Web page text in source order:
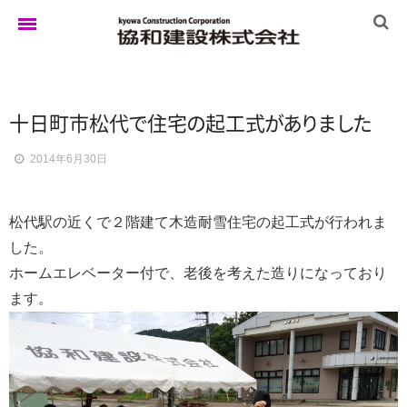
実例集
ブログ
イベント
十日町市松代で住宅の起工式があり ま した
2014年6月30日
松代駅の近くで２階建て木造耐雪住宅の起工式が行われま
した。
ホームエレベーター付で、老後を考えた造りになっており
ます。